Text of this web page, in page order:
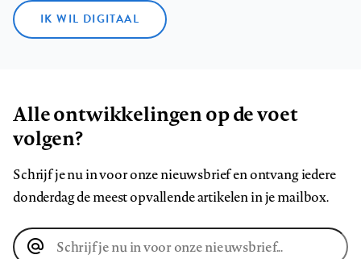
IK WIL DIGITAAL
Alle ontwikkelingen op de voet
volgen?
Schrijf je nu in voor onze nieuwsbrief en ontvang iedere
donderdag de meest opvallende artikelen in je mailbox.
E-